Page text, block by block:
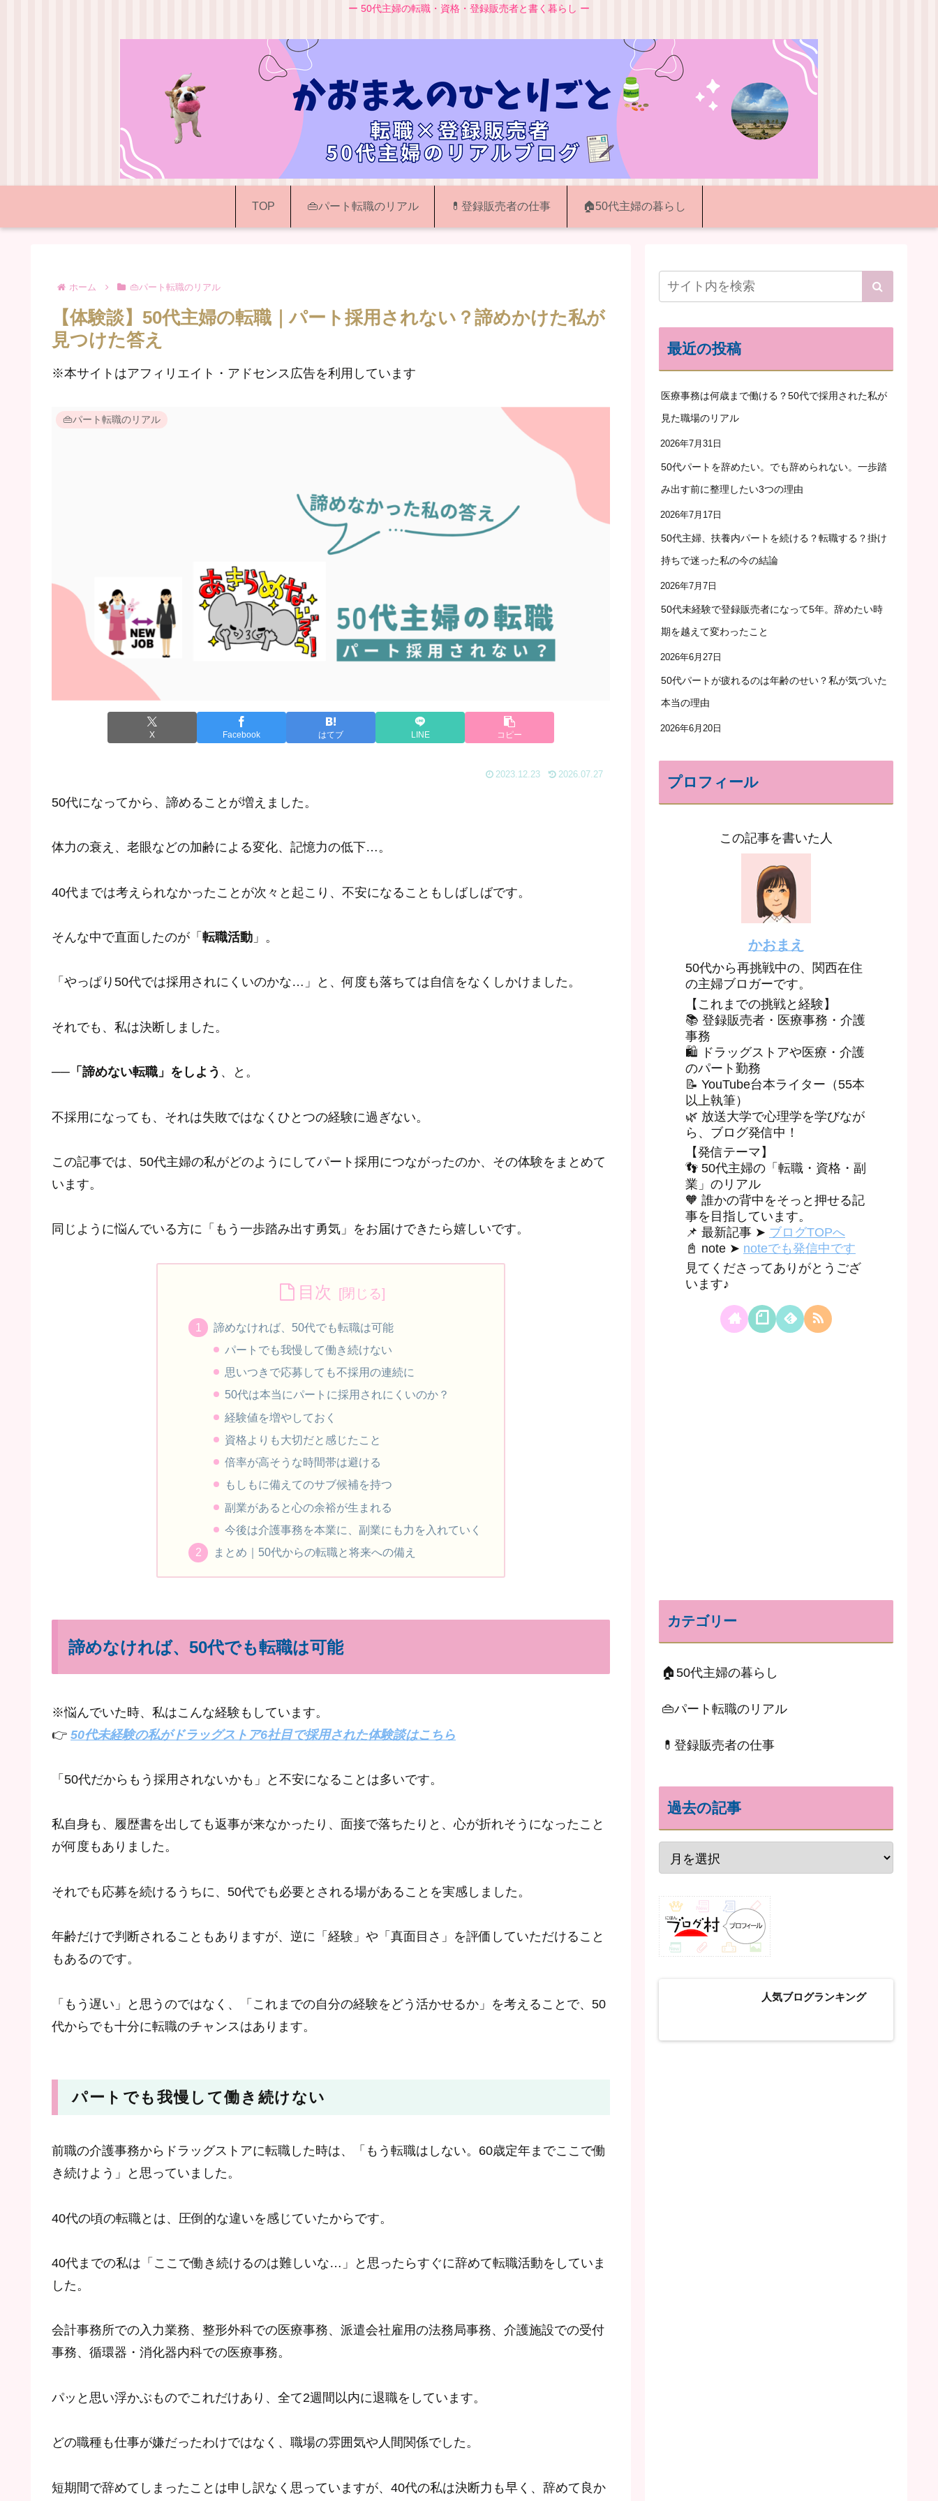
ー 50代主婦の転職・資格・登録販売者と書く暮らし ー
TOP 👜パート転職のリアル 💊登録販売者の仕事 🏠50代主婦の暮らし
ホーム 👜パート転職のリアル
【体験談】50代主婦の転職｜パート採用されない？諦めかけた私が
見つけた答え
※本サイトはアフィリエイト・アドセンス広告を利用しています
👜パート転職のリアル
X Facebook はてブ LINE コピー
2023.12.23 2026.07.27
50代になってから、諦めることが増えました。
体力の衰え、老眼などの加齢による変化、記憶力の低下…。
40代までは考えられなかったことが次々と起こり、不安になることもしばしばです。
そんな中で直面したのが「 転職活動 」。
「やっぱり50代では採用されにくいのかな…」と、何度も落ちては自信をなくしかけました。
それでも、私は決断しました。
── 「諦めない転職」をしよう 、と。
不採用になっても、それは失敗ではなくひとつの経験に過ぎない。
この記事では、50代主婦の私がどのようにしてパート採用につながったのか、その体験をまとめて
います。
同じように悩んでいる方に「もう一歩踏み出す勇気」をお届けできたら嬉しいです。
目次
諦めなければ、50代でも転職は可能
パートでも我慢して働き続けない
思いつきで応募しても不採用の連続に
50代は本当にパートに採用されにくいのか？
経験値を増やしておく
資格よりも大切だと感じたこと
倍率が高そうな時間帯は避ける
もしもに備えてのサブ候補を持つ
副業があると心の余裕が生まれる
今後は介護事務を本業に、副業にも力を入れていく
まとめ｜50代からの転職と将来への備え
諦めなければ、50代でも転職は可能
※悩んでいた時、私はこんな経験もしています。
👉 50代未経験の私がドラッグストア6社目で採用された体験談はこちら
「50代だからもう採用されないかも」と不安になることは多いです。
私自身も、履歴書を出しても返事が来なかったり、面接で落ちたりと、心が折れそうになったこと
が何度もありました。
それでも応募を続けるうちに、50代でも必要とされる場があることを実感しました。
年齢だけで判断されることもありますが、逆に「経験」や「真面目さ」を評価していただけること
もあるのです。
「もう遅い」と思うのではなく、「これまでの自分の経験をどう活かせるか」を考えることで、50
代からでも十分に転職のチャンスはあります。
パートでも我慢して働き続けない
前職の介護事務からドラッグストアに転職した時は、「もう転職はしない。60歳定年までここで働
き続けよう」と思っていました。
40代の頃の転職とは、圧倒的な違いを感じていたからです。
40代までの私は「ここで働き続けるのは難しいな…」と思ったらすぐに辞めて転職活動をしていま
した。
会計事務所での入力業務、整形外科での医療事務、派遣会社雇用の法務局事務、介護施設での受付
事務、循環器・消化器内科での医療事務。
パッと思い浮かぶものでこれだけあり、全て2週間以内に退職をしています。
どの職種も仕事が嫌だったわけではなく、職場の雰囲気や人間関係でした。
短期間で辞めてしまったことは申し訳なく思っていますが、40代の私は決断力も早く、辞めて良か
最近の投稿
医療事務は何歳まで働ける？50代で採用された私が
見た職場のリアル
2026年7月31日
50代パートを辞めたい。でも辞められない。一歩踏
み出す前に整理したい3つの理由
2026年7月17日
50代主婦、扶養内パートを続ける？転職する？掛け
持ちで迷った私の今の結論
2026年7月7日
50代未経験で登録販売者になって5年。辞めたい時
期を越えて変わったこと
2026年6月27日
50代パートが疲れるのは年齢のせい？私が気づいた
本当の理由
2026年6月20日
プロフィール
この記事を書いた人
かおまえ
50代から再挑戦中の、関西在住
の主婦ブロガーです。
【これまでの挑戦と経験】
📚 登録販売者・医療事務・介護
事務
🛍 ドラッグストアや医療・介護
のパート勤務
📝 YouTube台本ライター（55本
以上執筆）
🌿 放送大学で心理学を学びなが
ら、ブログ発信中！
【発信テーマ】
👣 50代主婦の「転職・資格・副
業」のリアル
🧡 誰かの背中をそっと押せる記
事を目指しています。
📌 最新記事 ➤ ブログTOPへ
📓 note ➤ noteでも発信中です
見てくださってありがとうござ
います♪
カテゴリー
🏠50代主婦の暮らし
👜パート転職のリアル
💊登録販売者の仕事
過去の記事
人気ブログランキング